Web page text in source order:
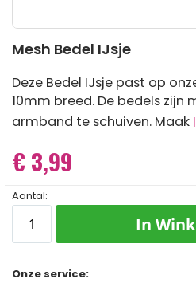
naar
begin
van
de
afbeeldingen-
Mesh Bedel IJsje
Deze Bedel IJsje past op
10mm breed. De bedels zijn
armband te schuiven. Maak
€ 3,99
Aantal:
In
Onze service: